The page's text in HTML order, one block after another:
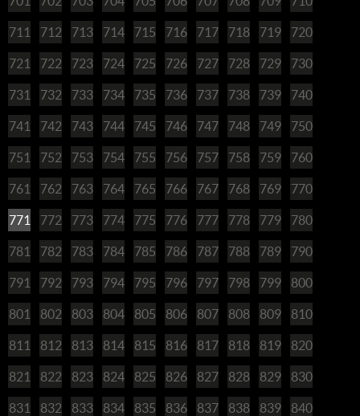
711 712 713 714 715 716 717 718 719 720
721 722 723 724 725 726 727 728 729 730
731 732 733 734 735 736 737 738 739 740
741 742 743 744 745 746 747 748 749 750
751 752 753 754 755 756 757 758 759 760
761 762 763 764 765 766 767 768 769 770
771 772 773 774 775 776 777 778 779 780
781 782 783 784 785 786 787 788 789 790
791 792 793 794 795 796 797 798 799 800
801 802 803 804 805 806 807 808 809 810
811 812 813 814 815 816 817 818 819 820
821 822 823 824 825 826 827 828 829 830
831 832 833 834 835 836 837 838 839 840